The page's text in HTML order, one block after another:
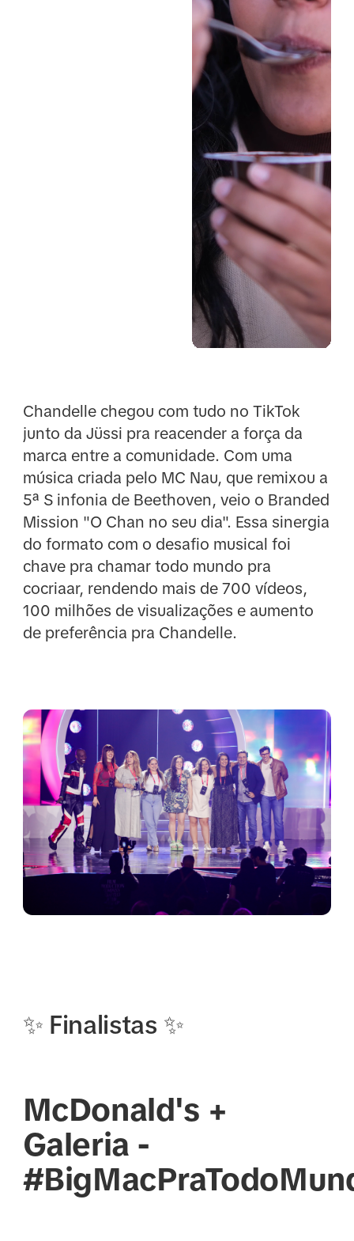
Chandelle chegou com tudo no TikTok
junto da Jüssi pra reacender a força da
marca entre a comunidade. Com uma
música criada pelo MC Nau, que remixou a
5ª S infonia de Beethoven, veio o Branded
Mission "O Chan no seu dia". Essa sinergia
do formato com o desafio musical foi
chave pra chamar todo mundo pra
cocriaar, rendendo mais de 700 vídeos,
100 milhões de visualizações e aumento
de preferência pra Chandelle.
✨ Finalistas ✨
McDonald's +
Galeria -